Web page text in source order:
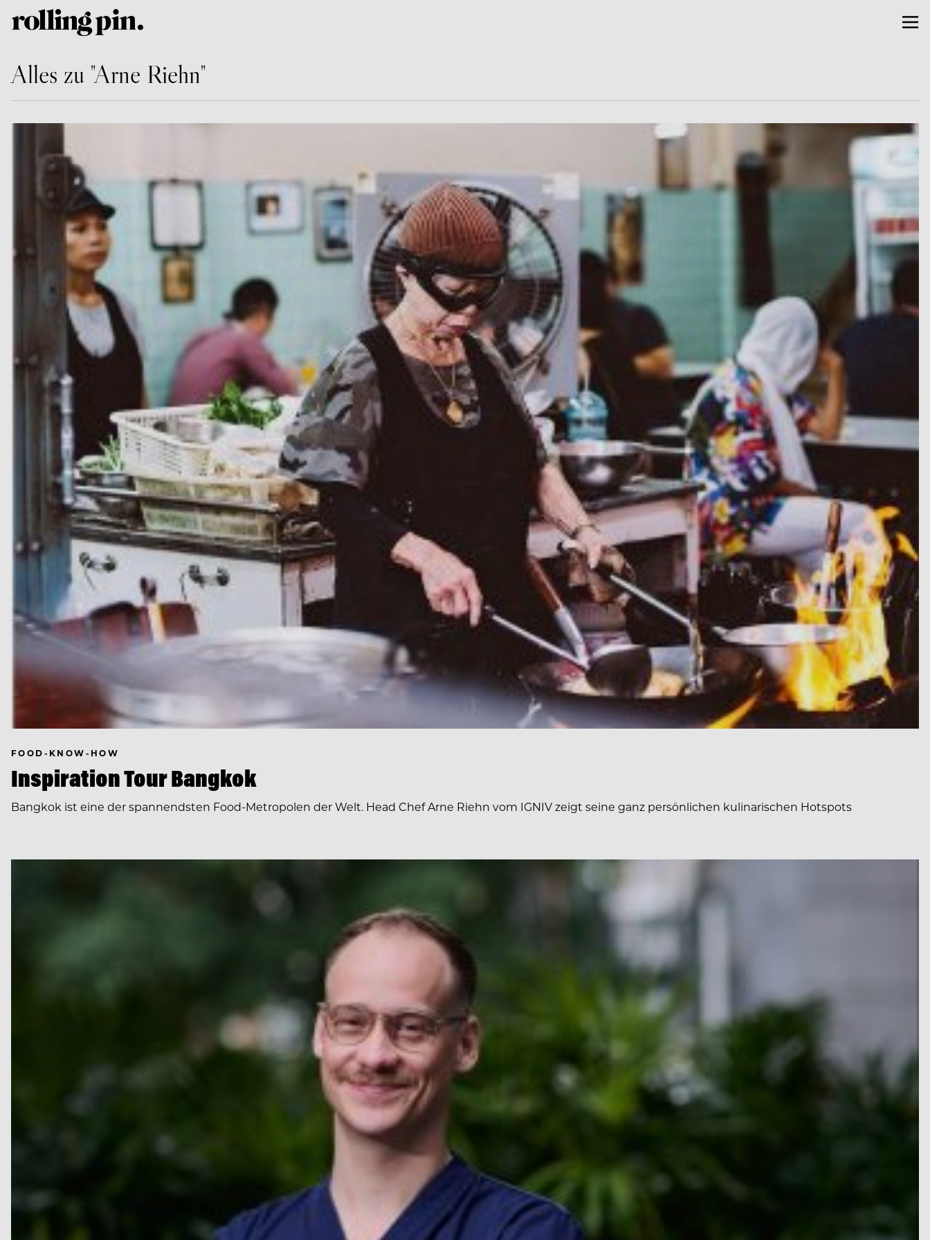
Alles zu "Arne Riehn"
FOOD-KNOW-HOW
Inspiration Tour Bangkok
Bangkok ist eine der spannendsten Food-Metropolen der Welt. Head Chef Arne Riehn vom IGNIV zeigt seine ganz persönlichen kulinarischen Hotspots